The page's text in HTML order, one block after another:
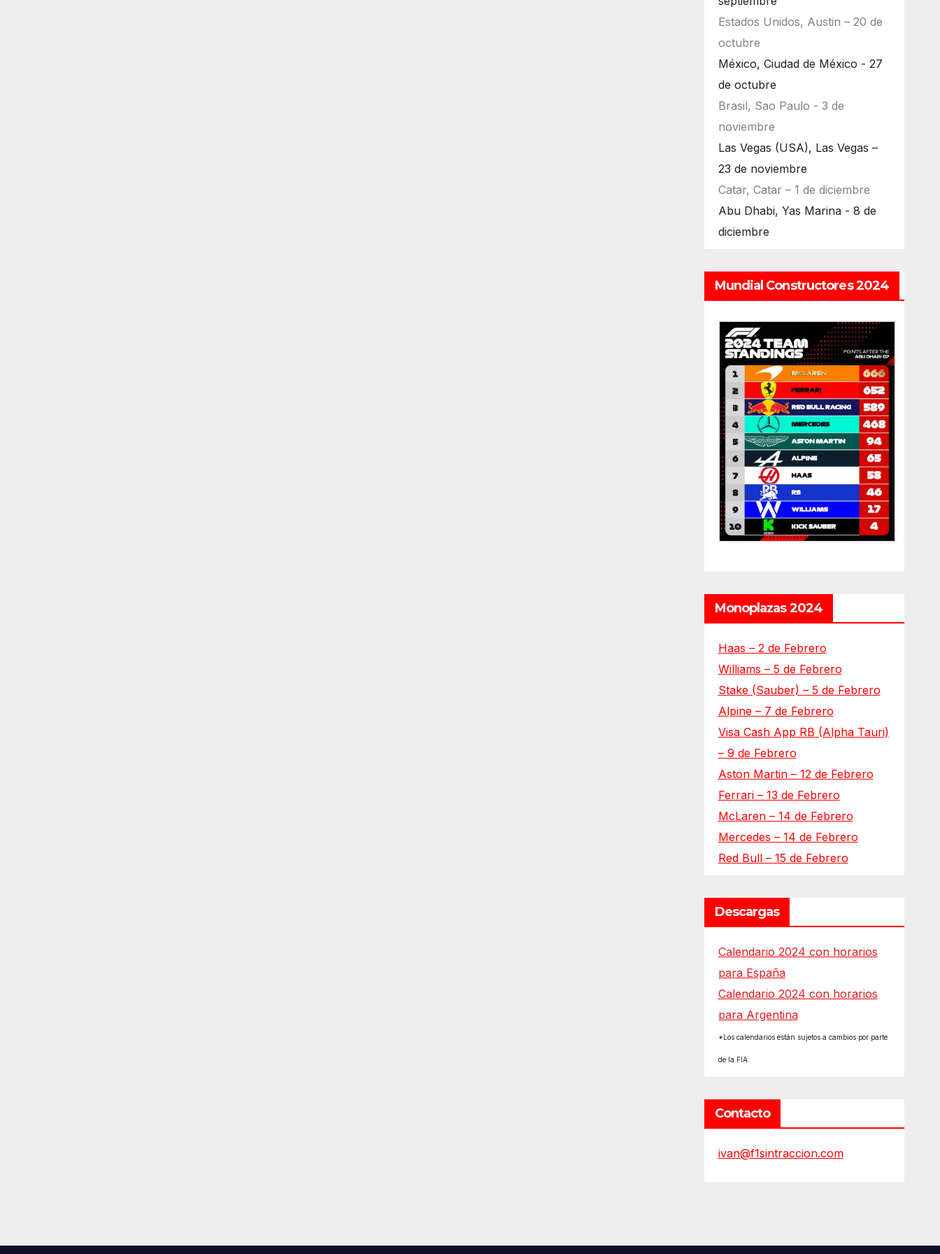
Estados Unidos, Austin – 20 de
octubre
México, Ciudad de México - 27
de octubre
Brasil, Sao Paulo - 3 de
noviembre
Las Vegas (USA), Las Vegas –
23 de noviembre
Catar, Catar – 1 de diciembre
Abu Dhabi, Yas Marina - 8 de
diciembre
Mundial Constructores 2024
Monoplazas 2024
Haas – 2 de Febrero
Williams – 5 de Febrero
Stake (Sauber) – 5 de Febrero
Alpine – 7 de Febrero
Visa Cash App RB (Alpha Tauri)
– 9 de Febrero
Aston Martin – 12 de Febrero
Ferrari – 13 de Febrero
McLaren – 14 de Febrero
Mercedes – 14 de Febrero
Red Bull – 15 de Febrero
Descargas
Calendario 2024 con horarios
para España
Calendario 2024 con horarios
para Argentina
*Los calendarios están sujetos a cambios por parte
de la FIA.
Contacto
ivan@f1sintraccion.com